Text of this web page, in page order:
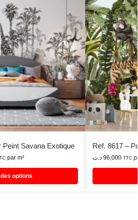
Peint Savana Exotique
par m²
options
Ref. 8617 –
96,000 د.ت TTC